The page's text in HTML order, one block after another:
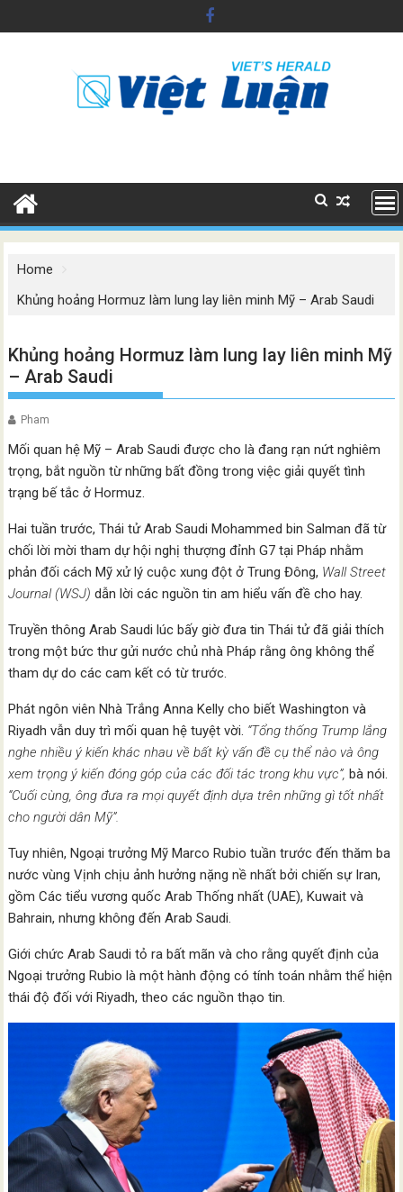
to
Home
Khủng hoảng Hormuz làm lung lay liên minh Mỹ – Arab Saudi
Khủng hoảng Hormuz làm lung lay liên minh Mỹ
– Arab Saudi
Pham
Mối quan hệ Mỹ – Arab Saudi được cho là đang rạn nứt nghiêm
trọng, bắt nguồn từ những bất đồng trong việc giải quyết tình
trạng bế tắc ở Hormuz.
Hai tuần trước, Thái tử Arab Saudi Mohammed bin Salman đã từ
chối lời mời tham dự hội nghị thượng đỉnh G7 tại Pháp nhằm
phản đối cách Mỹ xử lý cuộc xung đột ở Trung Đông, Wall Street
Journal (WSJ) dẫn lời các nguồn tin am hiểu vấn đề cho hay.
Truyền thông Arab Saudi lúc bấy giờ đưa tin Thái tử đã giải thích
trong một bức thư gửi nước chủ nhà Pháp rằng ông không thể
tham dự do các cam kết có từ trước.
Phát ngôn viên Nhà Trắng Anna Kelly cho biết Washington và
Riyadh vẫn duy trì mối quan hệ tuyệt vời. “Tổng thống Trump lắng
nghe nhiều ý kiến khác nhau về bất kỳ vấn đề cụ thể nào và ông
xem trọng ý kiến đóng góp của các đối tác trong khu vực”, bà nói.
“Cuối cùng, ông đưa ra mọi quyết định dựa trên những gì tốt nhất
cho người dân Mỹ”.
Tuy nhiên, Ngoại trưởng Mỹ Marco Rubio tuần trước đến thăm ba
nước vùng Vịnh chịu ảnh hưởng nặng nề nhất bởi chiến sự Iran,
gồm Các tiểu vương quốc Arab Thống nhất (UAE), Kuwait và
Bahrain, nhưng không đến Arab Saudi.
Giới chức Arab Saudi tỏ ra bất mãn và cho rằng quyết định của
Ngoại trưởng Rubio là một hành động có tính toán nhằm thể hiện
thái độ đối với Riyadh, theo các nguồn thạo tin.